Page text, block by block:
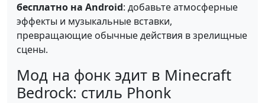
бесплатно на Android: добавьте атмосферные
эффекты и музыкальные вставки,
превращающие обычные действия в зрелищные
сцены.
Мод на фонк эдит в Minecraft
Bedrock: стиль Phonk